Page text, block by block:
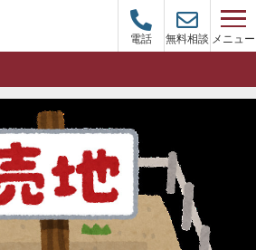
電話 無料相談 メニュー